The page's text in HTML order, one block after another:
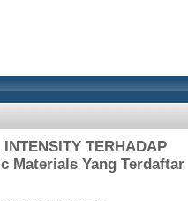
TERHADAP
Materials Yang Terdaftar